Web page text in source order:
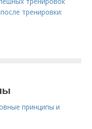
тренировки:
принципы и